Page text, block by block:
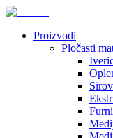
Proizvodi
Pločasti